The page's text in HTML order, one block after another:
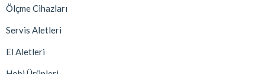
Ölçme Cihazları
Servis Aletleri
El Aletleri